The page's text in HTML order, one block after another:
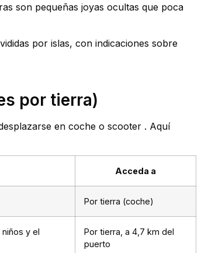
son pequeñas joyas ocultas que poca
por islas, con indicaciones sobre
por tierra)
en coche o scooter . Aquí
Acceda a
Por tierra (coche)
y el
Por tierra, a 4,7 km del
puerto